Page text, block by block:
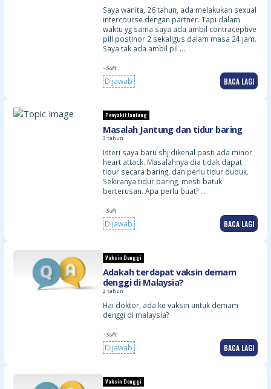
Saya wanita, 26 tahun, ada melakukan sexual
intercourse dengan partner. Tapi dalam
waktu yg sama saya ada ambil contraceptive
pill postinor 2 sekaligus dalam masa 24 jam.
Saya tak ada ambil pil …
- Sulit
Dijawab BACA LAGI
Penyakit Jantung
Masalah Jantung dan tidur baring
3 tahun
Isteri saya baru shj dikenal pasti ada minor
heart attack. Masalahnya dia tidak dapat
tidur secara baring, dan perlu tidur duduk.
Sekiranya tidur baring, mesti batuk
berterusan. Apa perlu buat? …
- Sulit
Dijawab BACA LAGI
Vaksin Denggi
Adakah terdapat vaksin demam
denggi di Malaysia?
2 tahun
Hai doktor, ada ke vaksin untuk demam
denggi di malaysia?
- Sulit
Dijawab BACA LAGI
Vaksin Denggi